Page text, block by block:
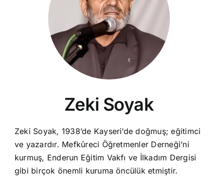
Zeki Soyak
Zeki Soyak, 1938’de Kayseri’de doğmuş; eğitimci
ve yazardır. Mefkûreci Öğretmenler Derneği’ni
kurmuş, Enderun Eğitim Vakfı ve İlkadım Dergisi
gibi birçok önemli kuruma öncülük etmiştir.